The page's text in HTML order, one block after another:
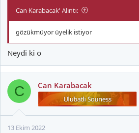
Can Karabacak' Alıntı:
gözükmüyor üyelik istiyor
Neydi ki o
C Can Karabacak
13 Ekim 2022